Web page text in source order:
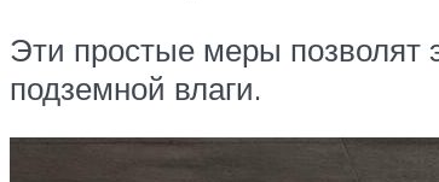
Эти простые меры позволят
подземной влаги.